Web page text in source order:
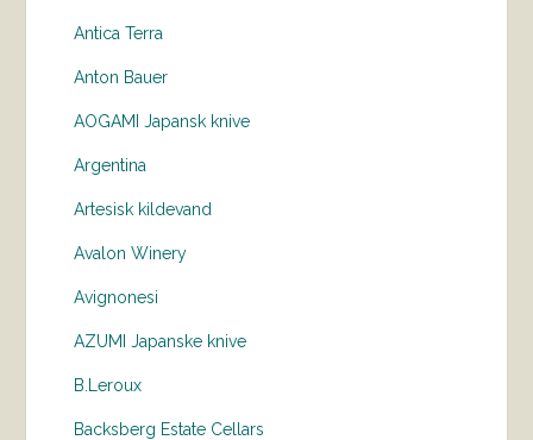
Antica Terra
Anton Bauer
AOGAMI Japansk knive
Argentina
Artesisk kildevand
Avalon Winery
Avignonesi
AZUMI Japanske knive
B.Leroux
Backsberg Estate Cellars